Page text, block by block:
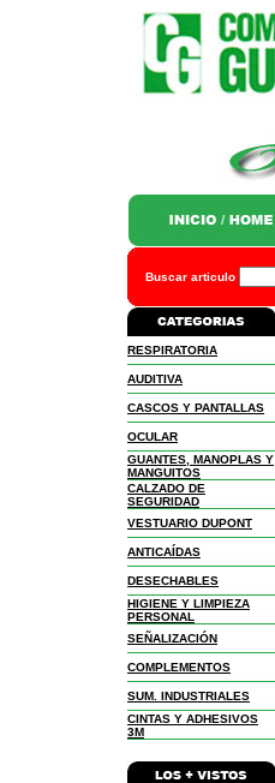
Buscar articulo
RESPIRATORIA
AUDITIVA
CASCOS Y PANTALLAS
OCULAR
GUANTES, MANOPLAS Y
MANGUITOS
CALZADO DE
SEGURIDAD
VESTUARIO DUPONT
ANTICAÍDAS
DESECHABLES
HIGIENE Y LIMPIEZA
PERSONAL
SEÑALIZACIÓN
COMPLEMENTOS
SUM. INDUSTRIALES
CINTAS Y ADHESIVOS
3M